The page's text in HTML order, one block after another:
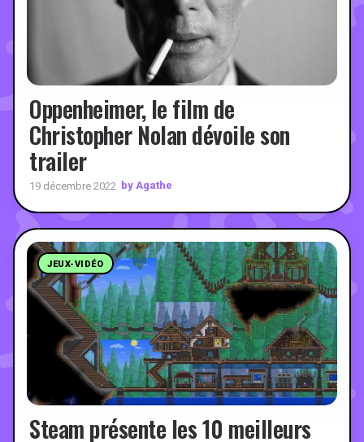
Oppenheimer, le film de
Christopher Nolan dévoile son
trailer
19 décembre 2022 by Agathe
JEUX-VIDÉO
Steam présente les 10 meilleurs